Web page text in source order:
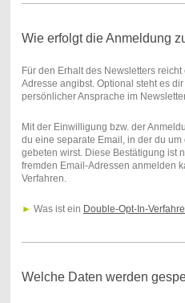
Wie erfolgt die Anmeldung
Für den Erhalt des Newsletters
Adresse angibst. Optional steht es
persönlicher Ansprache im
Mit der Einwilligung bzw. der
du eine separate Email, in der du
gebeten wirst. Diese Bestätigung ist
fremden Email-Adressen anmelden
Verfahren.
► Was ist ein Double-Opt-In-
Welche Daten werden